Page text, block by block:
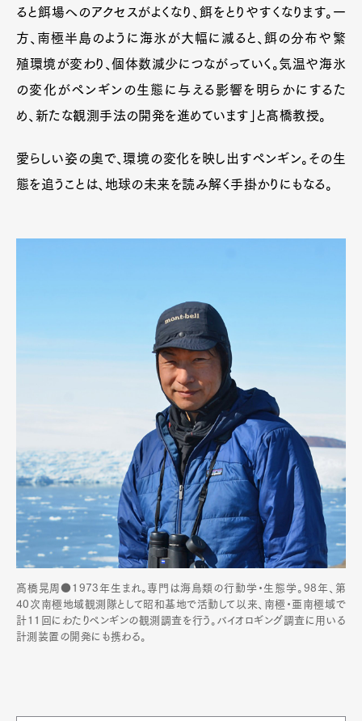
ると餌場へのアクセスがよくなり、餌をとりやすくなります。一
方、南極半島のように海氷が大幅に減ると、餌の分布や繁
殖環境が変わり、個体数減少につながっていく。気温や海氷
の変化がペンギンの生態に与える影響を明らかにするた
め、新たな観測手法の開発を進めています」と髙橋教授。
愛らしい姿の奥で、環境の変化を映し出すペンギン。その生
態を追うことは、地球の未来を読み解く手掛かりにもなる。
髙橋晃周●1973年生まれ。専門は海鳥類の行動学・生態学。98年、第
40次南極地域観測隊として昭和基地で活動して以来、南極・亜南極域で
計11回にわたりペンギンの観測調査を行う。バイオロギング調査に用いる
計測装置の開発にも携わる。